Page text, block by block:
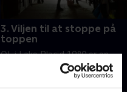
3. Viljen til at stoppe på
toppen
OL i Lake Placid 1980 er en
succes for Stenmark.
Skiverdenen forbløffes over
hans evne til at være i toppen.